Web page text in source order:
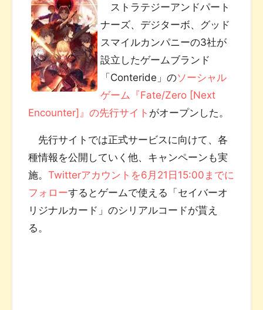
ストラテジーアンドパート
ナーズ、デジターボ、グッド
スマイルカンパニーの3社が
設立したゲームブランド
「Conteride」のソーシャル
ゲーム『Fate/Zero [Next
Encounter]』の先行サイト がオープンした。
先行サイトでは正式サービスに向けて、各
種情報を公開していく他、キャンペーンも実
施。Twitterアカウントを6月21日15:00までに
フォローするとゲームで使える「セイバーオ
リジナルカード」のシリアルコードが貰え
る。